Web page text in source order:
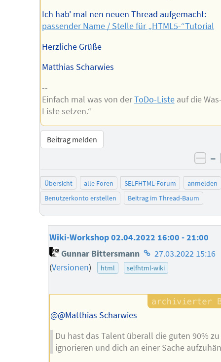
Ich hab' mal nen neuen Thread aufgemacht:
passender Name / Stelle für „HTML5-“Tutorial
Herzliche Grüße
Matthias Scharwies
--
Einfach mal was von derToDo-Listeauf die
Liste setzen.“
Beitrag melden
–
Übersicht alle Foren SELFHTML-Forum
anmelden
Benutzerkonto erstellen
Beitrag im Thread-Baum
Wiki-Workshop 02.04.2022 16:00 - 21:00
Gunnar Bittersmann Homepage
des
27.03.2022 15:16
(Versionen) html selfhtml-wiki
@@Matthias Scharwies
Du hast das Talent überall die guten 90% zu
ignorieren und dich an einer Sache